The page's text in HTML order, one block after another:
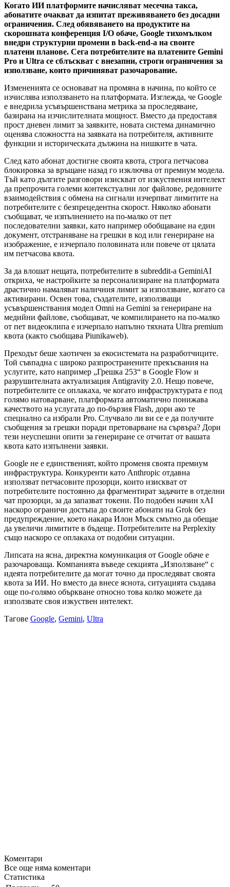
Когато ИИ платформите начисляват месечна такса,
абонатите очакват да изпитат преживяването без досадни
ограничения. След обявяването на продуктите на
скорошната конференция I/O обаче, Google тихомълком
внедри структурни промени в back-end-а на своите
платени планове. Сега потребителите на платените Gemini
Pro и Ultra се сблъскват с внезапни, строги ограничения за
използване, които причиняват разочарование.
Измененията се основават на промяна в начина, по който се
изчислява използването на платформата. Изглежда, че Google
е внедрила усъвършенствана метрика за проследяване,
базирана на изчислителната мощност. Вместо да предоставя
прост дневен лимит за заявките, новата система динамично
оценява сложността на заявката на потребителя, активните
функции и историческата дължина на нишките в чата.
След като абонат достигне своята квота, строга петчасова
блокировка за връщане назад го изключва от премиум модела.
Тъй като дългите разговори изискват от изкуствения интелект
да препрочита големи контекстуални лог файлове, редовните
взаимодействия с обмена на сигнали изчерпват лимитите на
потребителите с безпрецедентна скорост. Няколко абонати
съобщават, че изпълнението на по-малко от пет
последователни заявки, като например обобщаване на един
документ, отстраняване на грешки в код или генериране на
изображение, е изчерпало половината или повече от цялата
им петчасова квота.
За да влошат нещата, потребителите в subreddit-а GeminiAI
откриха, че настройките за персонализиране на платформата
драстично намаляват наличния лимит за използване, когато са
активирани. Освен това, създателите, използващи
усъвършенствания модел Omni на Gemini за генериране на
медийни файлове, съобщават, че компилирането на по-малко
от пет видеоклипа е изчерпало напълно тяхната Ultra premium
квота (както съобщава Piunikaweb).
Преходът беше хаотичен за екосистемата на разработчиците.
Той съвпадна с широко разпространените прекъсвания на
услугите, като например „Грешка 253“ в Google Flow и
разрушителната актуализация Antigravity 2.0. Нещо повече,
потребителите се оплакаха, че когато инфраструктурата е под
голямо натоварване, платформата автоматично понижава
качеството на услугата до по-бързия Flash, дори ако те
специално са избрали Pro. Случвало ли ви се е да получите
съобщения за грешки поради претоварване на сървъра? Дори
тези неуспешни опити за генериране се отчитат от вашата
квота като изпълнени заявки.
Google не е единственият, който променя своята премиум
инфраструктура. Конкуренти като Anthropic отдавна
използват петчасовите прозорци, които изискват от
потребителите постоянно да фрагментират задачите в отделни
чат прозорци, за да запазват токени. По подобен начин xAI
наскоро ограничи достъпа до своите абонати на Grok без
предупреждение, което накара Илон Мъск смътно да обещае
да увеличи лимитите в бъдеще. Потребителите на Perplexity
също наскоро се оплакаха от подобни ситуации.
Липсата на ясна, директна комуникация от Google обаче е
разочароваща. Компанията въведе секцията „Използване“ с
идеята потребителите да могат точно да проследяват своята
квота за ИИ. Но вместо да внесе яснота, ситуацията създава
още по-голямо объркване относно това колко можете да
използвате своя изкуствен интелект.
Тагове Google, Gemini, Ultra
Коментари
Все още няма коментари
Статистика